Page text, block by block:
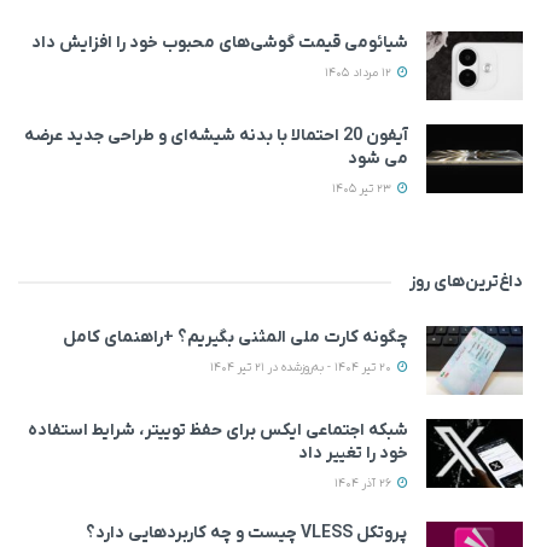
شیائومی قیمت گوشی‌های محبوب خود را افزایش داد
آیفون 20 احتمالا با بدنه شیشه‌ای و طراحی جدید عرضه
می‌ شود
داغ‌ترین‌های روز
چگونه کارت ملی المثنی بگیریم؟ +راهنمای کامل
شبکه اجتماعی ایکس برای حفظ توییتر، شرایط استفاده
خود را تغییر داد
پروتکل VLESS چیست و چه کاربردهایی دارد؟